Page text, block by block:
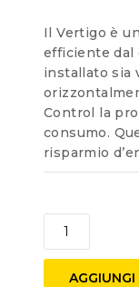
Il Vertigo è
efficiente dal
installato sia
Control la
consumo.
risparmio